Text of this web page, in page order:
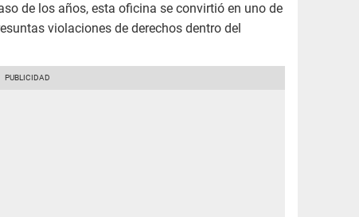
de los años, esta oficina se convirtió en uno de
violaciones de derechos dentro del